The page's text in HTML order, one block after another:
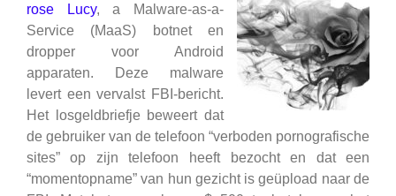
rose Lucy, a Malware-as-a-
Service (MaaS) botnet en
dropper voor Android
apparaten. Deze malware
levert een vervalst FBI-bericht.
Het losgeldbriefje beweert dat
de gebruiker van de telefoon “verboden pornografische
sites” op zijn telefoon heeft bezocht en dat een
“momentopname” van hun gezicht is geüpload naar de